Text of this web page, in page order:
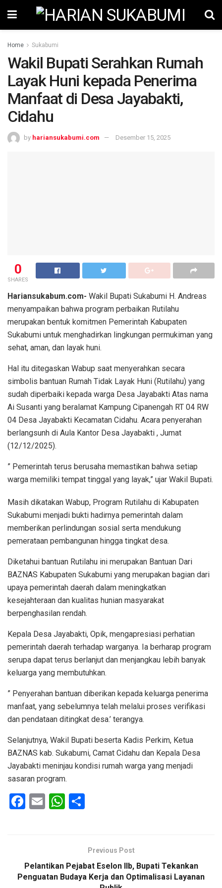
Home Sukabumi
Wakil Bupati Serahkan Rumah
Layak Huni kepada Penerima
Manfaat di Desa Jayabakti,
Cidahu
by hariansukabumi.com Desember 15, 2025
0
SHARES
Hariansukabum.com- Wakil Bupati Sukabumi H. Andreas
menyampaikan bahwa program perbaikan Rutilahu
merupakan bentuk komitmen Pemerintah Kabupaten
Sukabumi untuk menghadirkan lingkungan permukiman yang
sehat, aman, dan layak huni.
Hal itu ditegaskan Wabup saat menyerahkan secara
simbolis bantuan Rumah Tidak Layak Huni (Rutilahu) yang
sudah diperbaiki kepada warga Desa Jayabakti Atas nama
Ai Susanti yang beralamat Kampung Cipanengah RT 04 RW
04 Desa Jayabakti Kecamatan Cidahu. Acara penyerahan
berlangsunh di Aula Kantor Desa Jayabakti , Jumat
(12/12/2025).
” Pemerintah terus berusaha memastikan bahwa setiap
warga memiliki tempat tinggal yang layak,” ujar Wakil Bupati.
Masih dikatakan Wabup, Program Rutilahu di Kabupaten
Sukabumi menjadi bukti hadirnya pemerintah dalam
memberikan perlindungan sosial serta mendukung
pemerataan pembangunan hingga tingkat desa.
Diketahui bantuan Rutilahu ini merupakan Bantuan Dari
BAZNAS Kabupaten Sukabumi yang merupakan bagian dari
upaya pemerintah daerah dalam meningkatkan
kesejahteraan dan kualitas hunian masyarakat
berpenghasilan rendah.
Kepala Desa Jayabakti, Opik, mengapresiasi perhatian
pemerintah daerah terhadap warganya. Ia berharap program
serupa dapat terus berlanjut dan menjangkau lebih banyak
keluarga yang membutuhkan.
” Penyerahan bantuan diberikan kepada keluarga penerima
manfaat, yang sebelumnya telah melalui proses verifikasi
dan pendataan ditingkat desa.’ terangya.
Selanjutnya, Wakil Bupati beserta Kadis Perkim, Ketua
BAZNAS kab. Sukabumi, Camat Cidahu dan Kepala Desa
Jayabakti meninjau kondisi rumah warga yang menjadi
sasaran program.
F
o
o
E
W
A
p
ePrevious Post
Pelantikan Pejabat Eselon IIb, Bupati Tekankan
Penguatan Budaya Kerja dan Optimalisasi Layanan